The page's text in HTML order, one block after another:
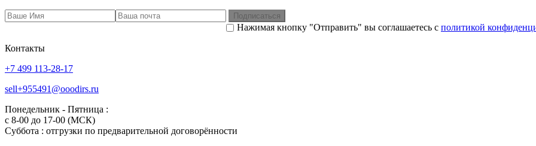
Подписаться
Нажимая кнопку "Отправить" вы соглашаетесь с политикой
Контакты
+7 499 113-28-17
sell+955491@ooodirs.ru
Понедельник - Пятница :
c 8-00 до 17-00 (МСК)
Суббота : отгрузки по предварительной договорённости